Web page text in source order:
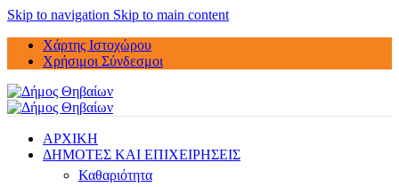
Skip to navigation Skip to main content
Χάρτης Ιστοχώρου
Χρήσιμοι Σύνδεσμοι
ΑΡΧΙΚΗ
ΔΗΜΟΤΕΣ ΚΑΙ ΕΠΙΧΕΙΡΗΣΕΙΣ
Καθαριότητα